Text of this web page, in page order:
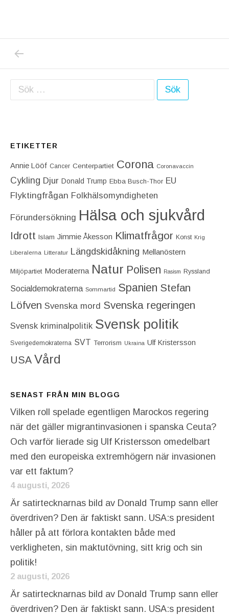
Inläggsnavigering
Sök efter:
ETIKETTER
Annie Lööf Cancer Centerpartiet‎ Corona Coronavaccin
Cykling Djur Donald Trump Ebba Busch-Thor EU
Flyktingfrågan Folkhälsomyndigheten
Förundersökning Hälsa och sjukvård
Idrott Islam Jimmie Åkesson Klimatfrågor Konst Krig
Liberalerna Litteratur Längdskidåkning Mellanöstern
Miljöpartiet Moderaterna Natur Polisen Rasism Ryssland
Socialdemokraterna Sommartid Spanien Stefan
Löfven Svenska mord Svenska regeringen
Svensk kriminalpolitik Svensk politik
Sverigedemokraterna SVT Terrorism Ukraina Ulf Kristersson
USA Vård
SENAST FRÅN MIN BLOGG
Vilken roll spelade egentligen Marockos regering
när det gäller migrantinvasionen i spanska Ceuta?
Och varför lierade sig Ulf Kristersson omedelbart
med den europeiska extremhögern när invasionen
var ett faktum?
4 augusti, 2026
Är satirtecknarnas bild av Donald Trump sann eller
överdriven? Den är faktiskt sann. USA:s president
håller på att förlora kontakten både med
verkligheten, sin maktutövning, sitt krig och sin
politik!
2 augusti, 2026
Är satirtecknarnas bild av Donald Trump sann eller
överdriven? Den är faktiskt sann. USA:s president